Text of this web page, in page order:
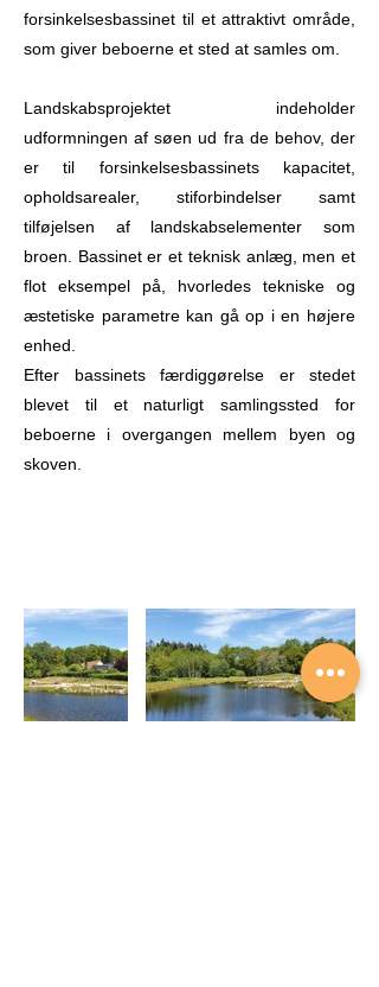
forsinkelsesbassinet til et attraktivt område,
som giver beboerne et sted at samles om.
Landskabsprojektet indeholder
udformningen af søen ud fra de behov, der
er til forsinkelsesbassinets kapacitet,
opholdsarealer, stiforbindelser samt
tilføjelsen af landskabselementer som
broen. Bassinet er et teknisk anlæg, men et
flot eksempel på, hvorledes tekniske og
æstetiske parametre kan gå op i en højere
enhed.
Efter bassinets færdiggørelse er stedet
blevet til et naturligt samlingssted for
beboerne i overgangen mellem byen og
skoven.